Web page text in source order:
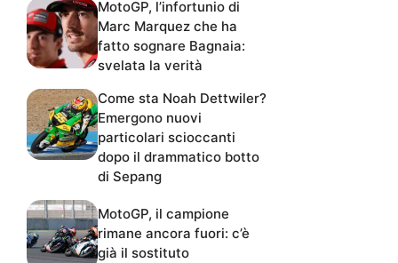
MotoGP, l’infortunio di
Marc Marquez che ha
fatto sognare Bagnaia:
svelata la verità
Come sta Noah Dettwiler?
Emergono nuovi
particolari scioccanti
dopo il drammatico botto
di Sepang
MotoGP, il campione
rimane ancora fuori: c’è
già il sostituto